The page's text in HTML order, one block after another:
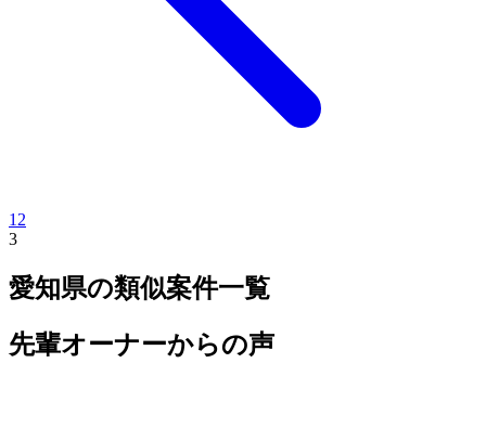
1 2
3
愛知県の類似案件一覧
先輩オーナーからの声